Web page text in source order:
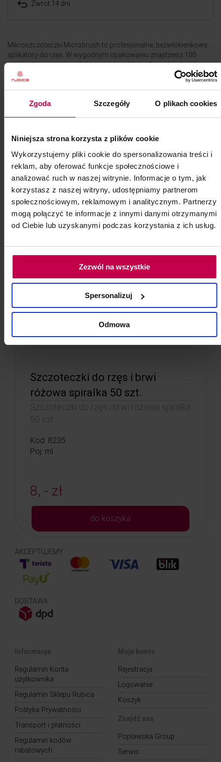
Zgoda Szczegóły O plikach cookies
Niniejsza strona korzysta z plików cookie
Wykorzystujemy pliki cookie do spersonalizowania treści i
reklam, aby oferować funkcje społecznościowe i
analizować ruch w naszej witrynie. Informacje o tym, jak
korzystasz z naszej witryny, udostępniamy partnerom
społecznościowym, reklamowym i analitycznym. Partnerzy
mogą połączyć te informacje z innymi danymi otrzymanymi
od Ciebie lub uzyskanymi podczas korzystania z ich usług.
Zezwól na wszystkie
Spersonalizuj
Odmowa
Zwrot 14 dni
Mikroszczoteczki Microbrush to profesjonalne, bezwłókienkowe
aplikatory do rzęs. W wygodnym opakowaniu znajdziesz 100
sztuk mikroszczoteczek z precyzyjną główką 2mm. Idealne do
usuwania zabrudzeń, aplikacji preparatów oraz stylizacji rzęs i
kod: 7570
Szczoteczki do rzęs i brwi
różowa spiralka 50 szt.
Szczoteczki do rzęs i brwi różowa spiralka
50 szt.
Kod: 8235
Poj: ml
8, - zł
do koszyka
AKCEPTUJEMY
DOSTAWA
Informacje
Regulamin Konta
użytkownika
Regulamin Sklepu Rubica
Polityka Prywatności
Transport i płatności
Regulamin kodów
rabatowych
Moje konto
Rejestracja
Logowanie
Koszyk
Znajdź nas
Poplawska Group
Serwis